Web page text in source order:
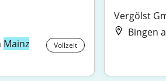
Mainz Vollzeit
Vergölst
Bingen